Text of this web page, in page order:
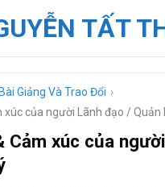
TẤT
Bài Giảng Và Trao Đổi ›
xúc của người Lãnh đạo / Quản
Cảm xúc của